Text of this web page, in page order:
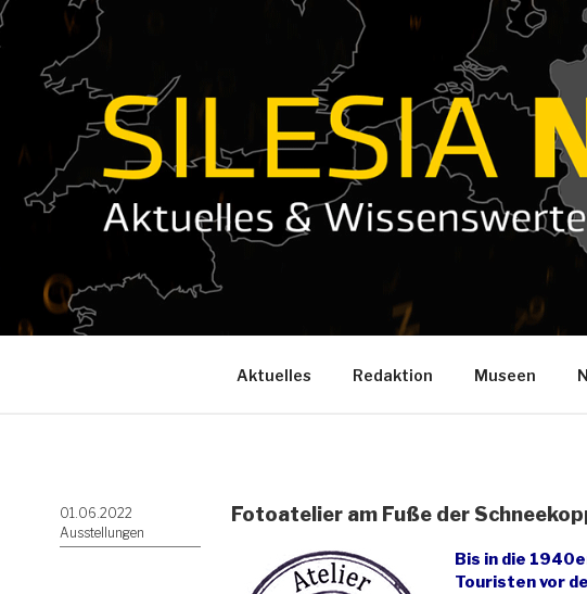
Zum
Inhalt
springen
Aktuelles Redaktion Museen
Veröffentlicht
am
01.06.2022
Ausstellungen
Fotoatelier am Fuße der
Bis in die
Touristen vor